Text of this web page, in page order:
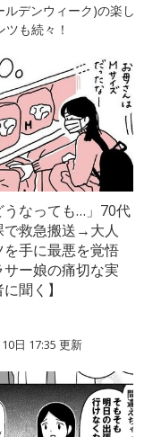
デンウィーク)の楽し
も続々！
うなっても…」70代
で救急搬送→大人
を手に最悪を覚悟
ー娘の痛切な実
聞く】
日 17:35 更新